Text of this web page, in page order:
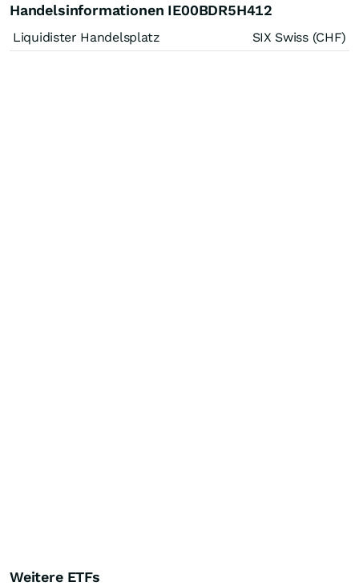
Handelsinformationen IE00BDR5H412
Liquidister Handelsplatz SIX Swiss (CHF)
Weitere ETFs